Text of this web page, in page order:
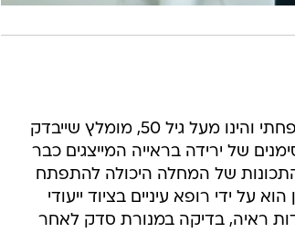
פרופ' פולק: קודם כל ברצוני להדגיש- מי שיש לו רקע משפחתי והינו מעל גיל 50, מומלץ שייבדק
של ירידה בראייה המייצגים כבר
של המחלה היכולה להתפתח
על ידי רופא עיניים בציוד ייעודי
ראיה, בדיקה במנורת סדק לאחר